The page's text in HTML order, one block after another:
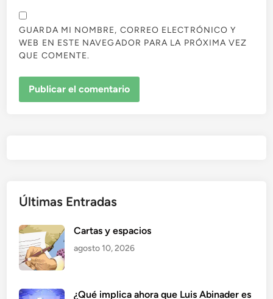
GUARDA MI NOMBRE, CORREO ELECTRÓNICO Y
WEB EN ESTE NAVEGADOR PARA LA PRÓXIMA VEZ
QUE COMENTE.
Últimas Entradas
Cartas y espacios
agosto 10, 2026
¿Qué implica ahora que Luis Abinader es